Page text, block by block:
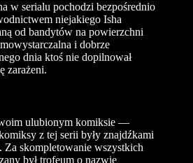
w serialu pochodzi bezpośrednio
niejakiego Isha
od bandytów na powierzchni
i dobrze
dnia ktoś nie dopilnował
zarażeni.
ulubionym komiksie —
z tej serii były znajdźkami
skompletowanie wszystkich
był trofeum o nazwie